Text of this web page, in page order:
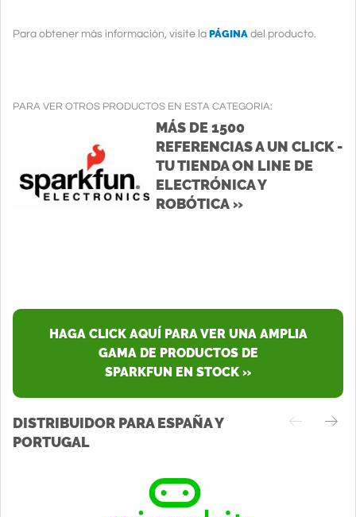
Para obtener más información, visite la PÁGINA del producto.
PARA VER OTROS PRODUCTOS EN ESTA CATEGORIA:
MÁS DE 1500
REFERENCIAS A UN CLICK -
TU TIENDA ON LINE DE
ELECTRÓNICA Y
ROBÓTICA »
HAGA CLICK AQUÍ PARA VER UNA AMPLIA
GAMA DE PRODUCTOS DE
SPARKFUN EN STOCK »
DISTRIBUIDOR PARA ESPAÑA Y
PORTUGAL